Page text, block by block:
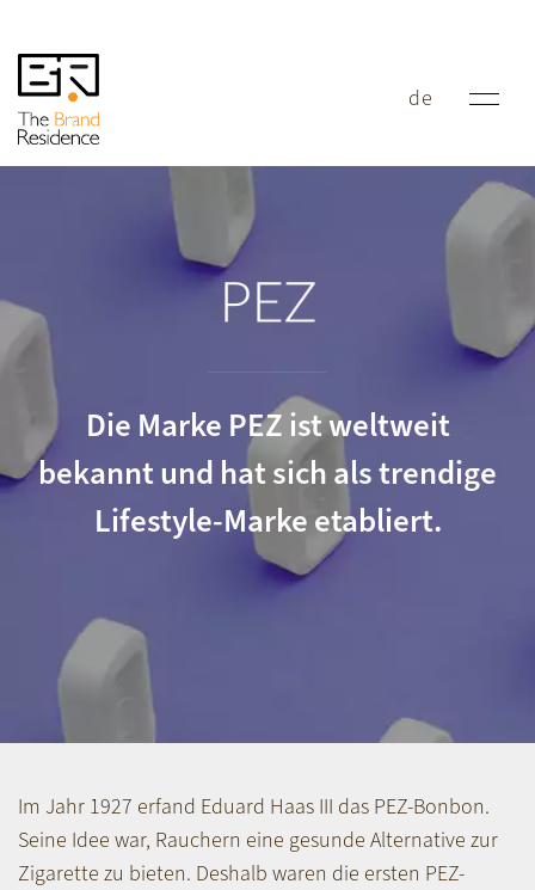
de
PEZ
Die Marke PEZ ist weltweit
bekannt und hat sich als trendige
Lifestyle-Marke etabliert.
Im Jahr 1927 erfand Eduard Haas III das PEZ-Bonbon.
Seine Idee war, Rauchern eine gesunde Alternative zur
Zigarette zu bieten. Deshalb waren die ersten PEZ-